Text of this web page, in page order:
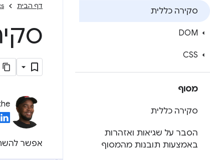
סקירה כללית
DOM
CSS
מסוף
סקירה כללית
הסבר על שגיאות ואזהרות
באמצעות תובנות מהמסוף
דף הבית
אפשר